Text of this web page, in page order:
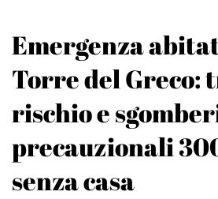
Emergenza
Torre del Greco:
rischio e
precauzionali
senza casa